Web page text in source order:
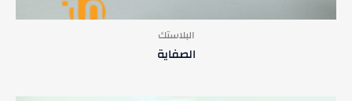
البلاستك
الصفاية